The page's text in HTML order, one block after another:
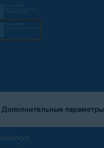
Дополнительные параметры